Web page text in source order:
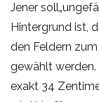
Jener
Hintergrund ist,
den Feldern
gewählt werden.
exakt 34